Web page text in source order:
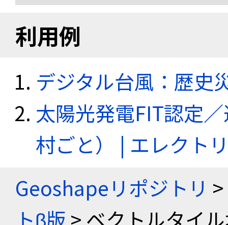
利用例
デジタル台風：歴史
太陽光発電FIT認定
村ごと） | エレクト
Geoshapeリポジトリ >
トβ版 > ベクトルタイ